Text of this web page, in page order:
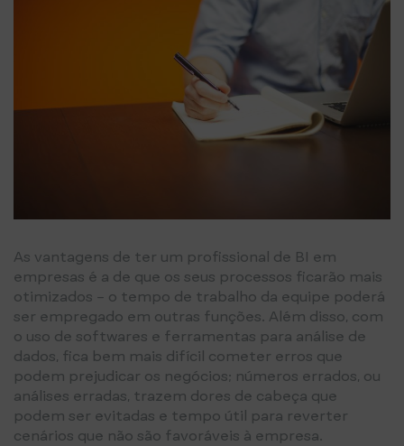
As vantagens de ter um profissional de BI em
empresas é a de que os seus processos ficarão mais
otimizados – o tempo de trabalho da equipe poderá
ser empregado em outras funções. Além disso, com
o uso de softwares e ferramentas para análise de
dados, fica bem mais difícil cometer erros que
podem prejudicar os negócios; números errados, ou
análises erradas, trazem dores de cabeça que
podem ser evitadas e tempo útil para reverter
cenários que não são favoráveis à empresa.